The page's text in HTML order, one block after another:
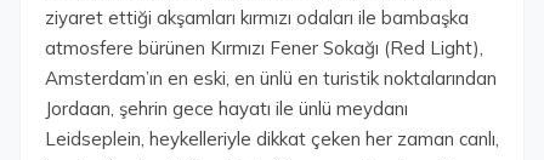
ziyaret ettiği akşamları kırmızı odaları ile bambaşka
atmosfere bürünen Kırmızı Fener Sokağı (Red Light),
Amsterdam’ın en eski, en ünlü en turistik noktalarından
Jordaan, şehrin gece hayatı ile ünlü meydanı
Leidseplein, heykelleriyle dikkat çeken her zaman canlı,